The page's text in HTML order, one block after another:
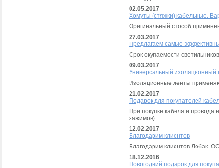
02.05.2017
Хомуты (стяжки) кабельные.
Оригинальный способ
27.03.2017
Предлагаем самые
Срок окупаемости
09.03.2017
Универсальный изоляционный
Изоляционные ленты
21.02.2017
Подарок для покупателей
При покупке кабеля и
зажимов)
12.02.2017
Благодарим клиентов
Благодарим клиентов Лебак
18.12.2016
Новогодний подарок для